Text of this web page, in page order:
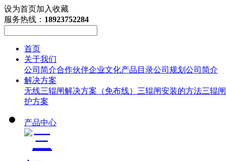
设为首页加入收藏
服务热线： 18923752284
首页
关于我们
公司简介合作伙伴企业文化产品目录公司规划 公司简介
解决方案
无线三辊闸解决方案（免布线） 三辊闸安装的方法三辊
护方案
产品中心